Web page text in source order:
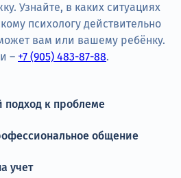
Узнайте, в каких ситуациях
психологу действительно
вам или вашему ребёнку.
– +7 (905) 483-87-88.
к проблеме
общение
учет